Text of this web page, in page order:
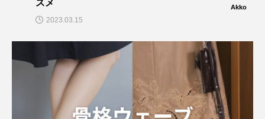
スメ
Akko
2023.03.15